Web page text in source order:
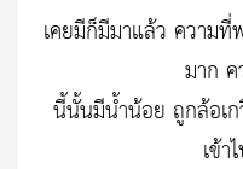
เคยมีก็มีมาแล้ว ความ
มาก
นี้นั้นมีน้ำน้อย ถูกล้อเก
เข้